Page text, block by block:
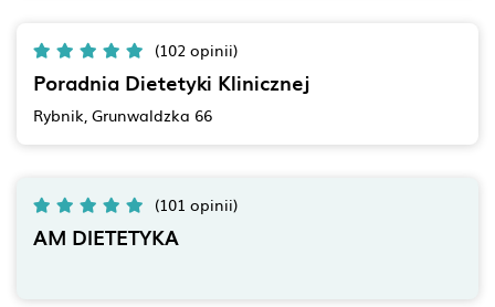
(102 opinii)
Poradnia Dietetyki Klinicznej
Rybnik, Grunwaldzka 66
(101 opinii)
AM DIETETYKA